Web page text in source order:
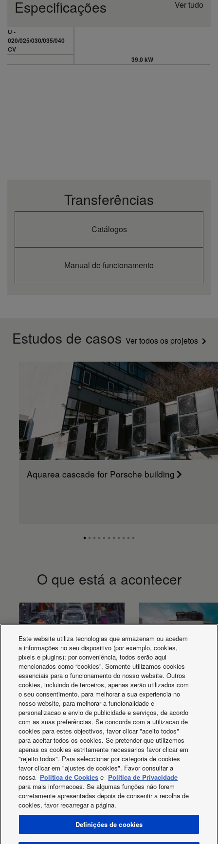
Especificações Ver tudo
U -
020/025/030/035/040
CV
39.0 kW
Transferências
Catálogos
Manual de funcionamento
Estudos de casos Ver todos os projetos
Aquarea cascade for Porsche building
O que está a acontecer
Qualidade certificada
da Panasonic
Chiller com
calor ar-água
Facebook Instagram Youtube
LinkedIn
Contato e Assistência
Política de privacidade
Política de cookies
Este website utiliza tecnologias que armazenam ou acedem
a informações no seu dispositivo (por exemplo, cookies,
pixels e plugins); por conveniência, todos serão aqui
mencionados como “cookies”. Somente utilizamos cookies
essenciais para o funcionamento do nosso website. Outros
cookies, incluindo de terceiros, apenas serão utilizados com
o seu consentimento, para melhorar a sua experiencia no
nosso website, para melhorar a funcionalidade e
personalizacao e envio de publicidade e serviços, de acordo
com as suas preferências. Se concorda com a utilizacao de
cookies para estes objectivos, favor clicar "aceito todos"
para aceitar todos os cookies. Se pretender que utilizemos
apenas os cookies estritamente necessarios favor clicar em
"rejeito todos". Para seleccionar por categoria de cookies
favor clicar em "ajustes de cookies". Favor consultar a
nossa Politica de Cookies e Politica de Privacidade
para mais informacoes. Se algumas funções não forem
corretamente apresentadas depois de consentir a recolha de
cookies, favor recarregar a página.
Definições de cookies